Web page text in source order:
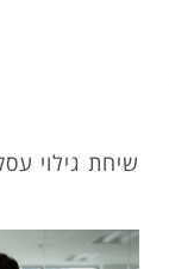
שיחת גילוי